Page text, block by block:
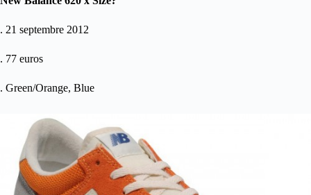
. 21 septembre 2012
. 77 euros
. Green/Orange, Blue